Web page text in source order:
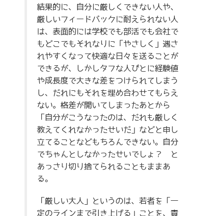
結果的に、自分に厳しくできない人や、
厳しいフィードバックに耐えられない人
は、表面的には学校でも部活でも会社で
もどこでもそれなりに「やさしく」遇さ
れやすくなって快適な日々を送ることが
できるが、しかしタフな人びとに経験値
や成長度で大きな差をつけられてしまう
し、だれにもそれを埋め合わせてもらえ
ない。格差が開いてしまったあとから
「自分がこうなったのは、だれも厳しく
教えてくれなかったせいだ」などと申し
立てることなどもちろんできない。自分
でちゃんとしなかったせいでしょ？ と
あっさり切り捨てられることもままあ
る。
「厳しい大人」というのは、若者を「一
定のラインまで引き上げる」ことを、責